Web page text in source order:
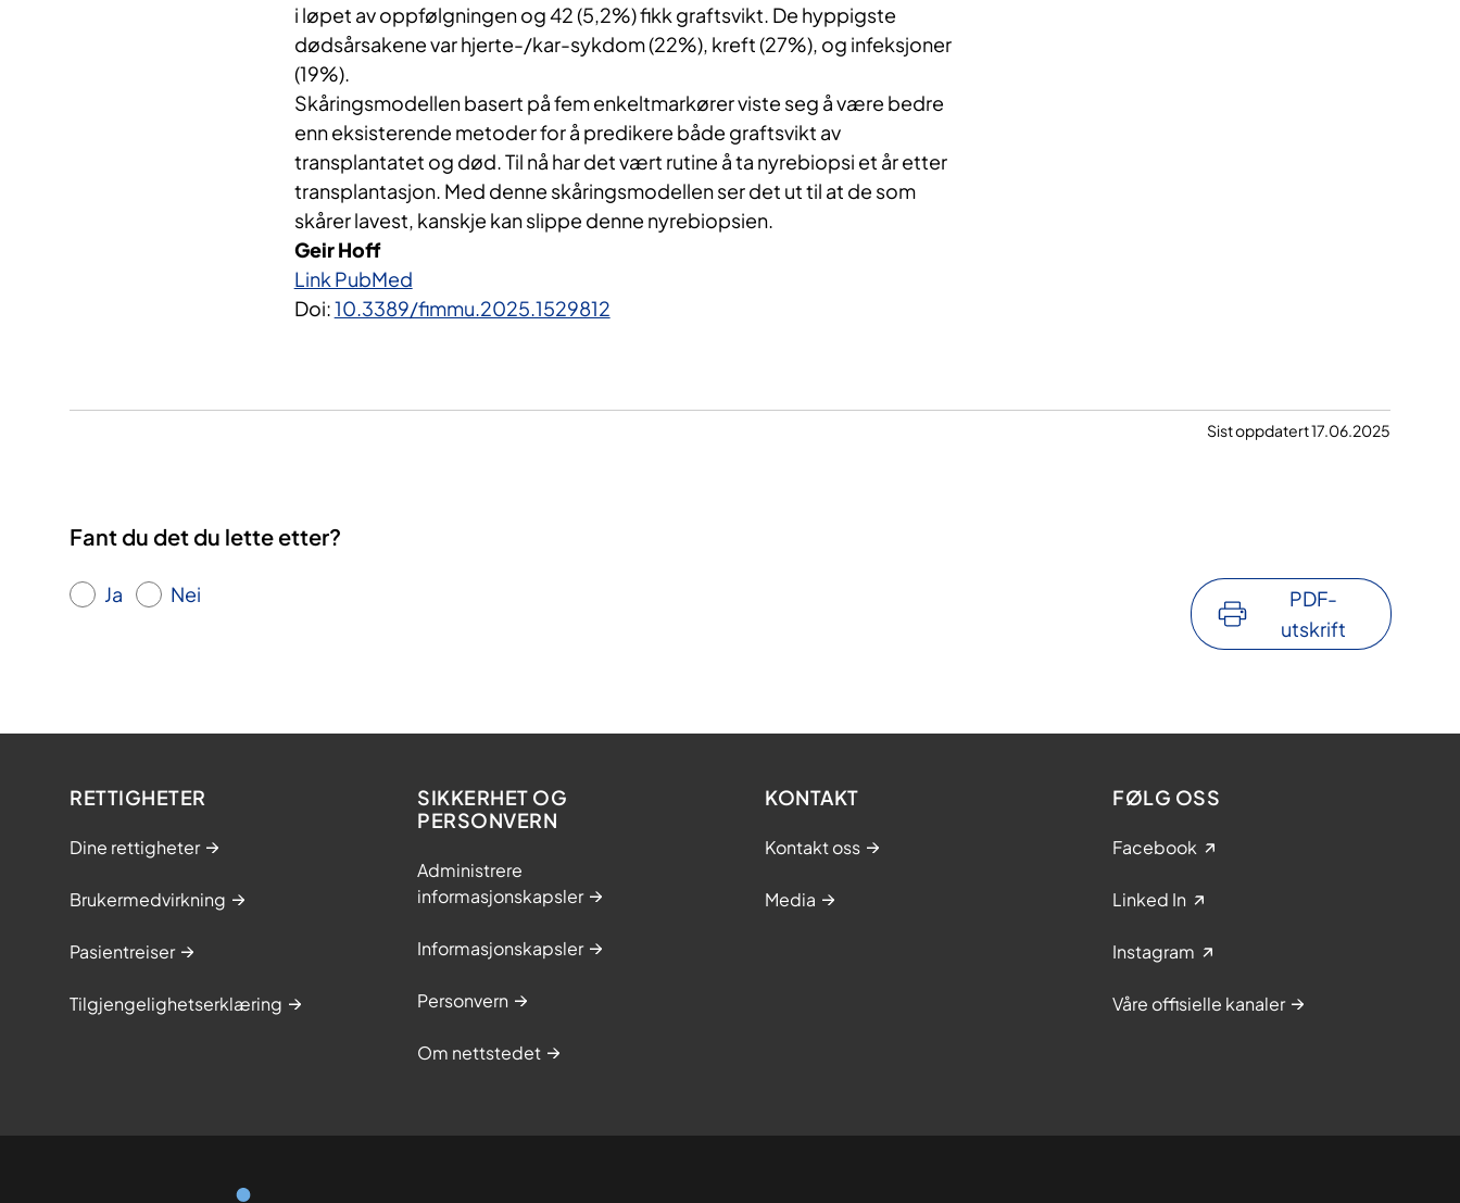
i løpet av oppfølgningen og 42 (5,2%) fikk graftsvikt. De hyppigste
dødsårsakene var hjerte-/kar-sykdom (22%), kreft (27%), og infeksjoner
(19%).
Skåringsmodellen basert på fem enkeltmarkører viste seg å være bedre
enn eksisterende metoder for å predikere både graftsvikt av
transplantatet og død. Til nå har det vært rutine å ta nyrebiopsi et år etter
transplantasjon. Med denne skåringsmodellen ser det ut til at de som
skårer lavest, kanskje kan slippe denne nyrebiopsien.
Geir Hoff
Link PubMed
Doi:10.3389/fimmu.2025.1529812
Sist oppdatert 17.06.2025
Fant du det du lette etter?
Ja Nei
PDF-
utskrift
RETTIGHETER
Dine rettigheter
Brukermedvirkning
Pasientreiser
Tilgjengelighetserklæring
SIKKERHET OG
PERSONVERN
Administrere
informasjonskapsler
Informasjonskapsler
Personvern
Om nettstedet
KONTAKT
Kontakt oss
Media
FØLG OSS
Facebook
Linked In
Instagram
Våre offisielle kanaler